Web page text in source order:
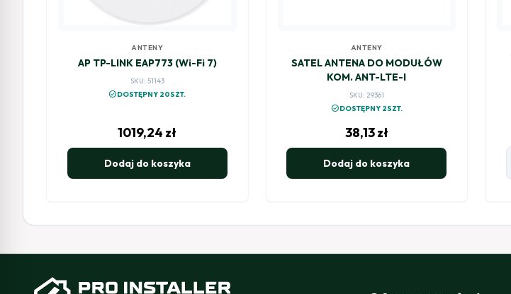
ANTENY
AP TP-LINK EAP773 (Wi-Fi 7)
SKU: 51143
check_circleDOSTĘPNY 20SZT.
1019,24 zł
Dodaj do koszyka
ANTENY
SATEL ANTENA DO MODUŁÓW
KOM. ANT-LTE-I
SKU: 29361
check_circleDOSTĘPNY 2SZT.
38,13zł
Dodaj do koszyka